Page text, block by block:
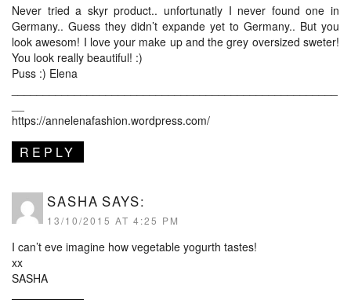
Never tried a skyr product.. unfortunatly I never found one in
Germany.. Guess they didn’t expande yet to Germany.. But you
look awesom! I love your make up and the grey oversized sweter!
You look really beautiful! :)
Puss :) Elena
https://annelenafashion.wordpress.com/
REPLY
SASHA SAYS:
13/10/2015 AT 4:25 PM
I can’t eve imagine how vegetable yogurth tastes!
xx
SASHA